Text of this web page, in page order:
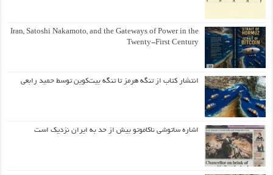
Iran, Satoshi Nakamoto, and the Gateways of Power in the
Twenty-First Century
انتشار کتاب از تنگه هرمز تا تنگه بیت‌کوین توسط حمید رابعی
اشاره ساتوشی ناکاموتو بیش از حد به ایران نزدیک است